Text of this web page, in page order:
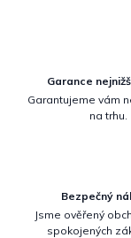
Garance
Garantujeme vám
na trhu.
Bezpečný
Jsme ověřený
spokojených